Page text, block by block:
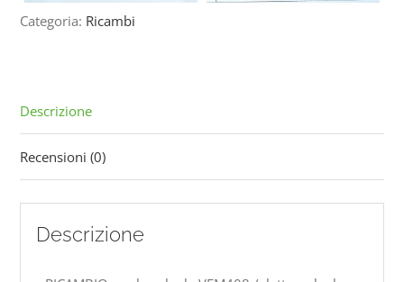
Categoria: Ricambi
Descrizione
Recensioni (0)
Descrizione